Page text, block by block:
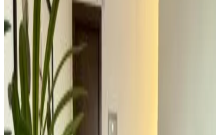
Dasman 50 está a 1,9 km de Zoco de Sharq y a 12 min a pie de
Torres de Kuwait, y ofrece alojamiento en pleno centro de Kuwait.
Este alojamiento con aire acondicionado está a 2,8 km de Playa de
Bnied Al-Gar y ofrece wifi gratis y parking privado en el propio
alojamiento. Este apartamento cuenta con 2 dormitorios, TV de
pantalla plana y cocina. Torre y centro comercial Al Hamra está a 15
min a pie del alojamiento, y Zoco de Al-Mubarakiya está a 3,7 km.
El aeropuerto (Aeropuerto Internacional de Kuwait) está a 20 km.
Características
Aparcamiento (gratuito)
Está prohibido fumar en todo el recinto
Wifi (gratuito)